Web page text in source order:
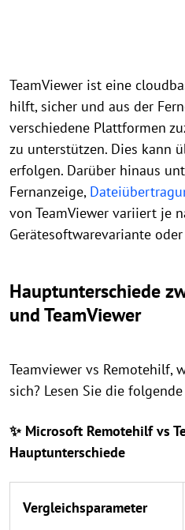
TeamViewer ist eine
hilft, sicher und aus der
verschiedene Plattformen
zu unterstützen. Dies kann
erfolgen. Darüber hinaus
Fernanzeige,
von TeamViewer variiert je
Gerätesoftwarevariante
Hauptunterschiede
und TeamViewer
Teamviewer vs Remotehilf,
sich? Lesen Sie die
✨ Microsoft Remotehilf vs
Hauptunterschiede
Vergleichsparameter